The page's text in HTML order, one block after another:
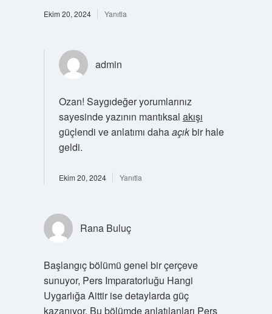
Ekim 20, 2024 Yanıtla
admin
Ozan! Saygıdeğer yorumlarınız
sayesinde yazının mantıksal akışı
güçlendi ve anlatımı dahaaçıkbir hale
geldi.
Ekim 20, 2024 Yanıtla
Rana Buluç
Başlangıç bölümü genel bir çerçeve
sunuyor, Pers Imparatorluğu Hangi
Uygarlığa Aittir ise detaylarda güç
kazanıyor. Bu bölümde anlatılanları Pers